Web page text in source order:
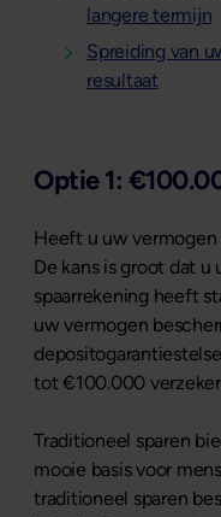
langere termijn
Spreiding van
resultaat
Optie 1:
Heeft u uw
De kans is groot dat
spaarrekening heeft
uw vermogen
tot €100.000
Traditioneel sparen
mooie basis voor
traditioneel sparen